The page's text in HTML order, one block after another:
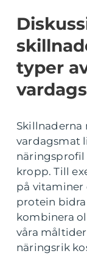
typer
Skillnaderna
vardagsmat
näringsprofil
kropp. Till
på vitaminer
protein
kombinera
våra
näringsrik